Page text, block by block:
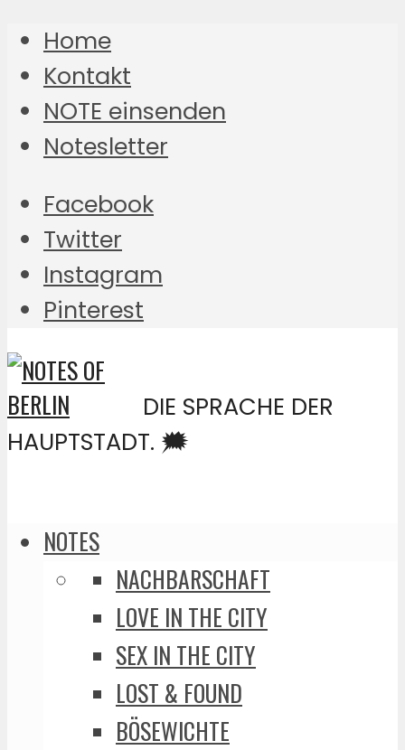
Home
Kontakt
NOTE einsenden
Notesletter
Facebook
Twitter
Instagram
Pinterest
DIE SPRACHE DER
HAUPTSTADT. 🗯️
NOTES
NACHBARSCHAFT
LOVE IN THE CITY
SEX IN THE CITY
LOST & FOUND
BÖSEWICHTE